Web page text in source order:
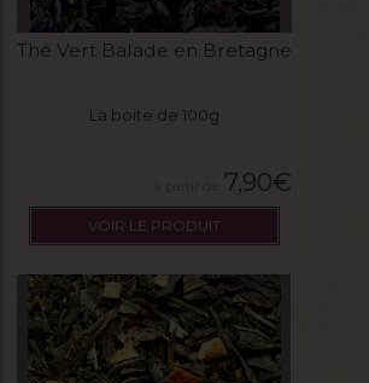
Thé Vert Balade en Bretagne
La boite de 100g
7,90€
VOIR LE PRODUIT